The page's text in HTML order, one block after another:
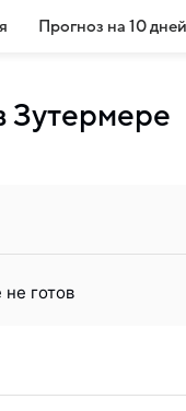
Прогноз на 10 дней
Зутермере
готов